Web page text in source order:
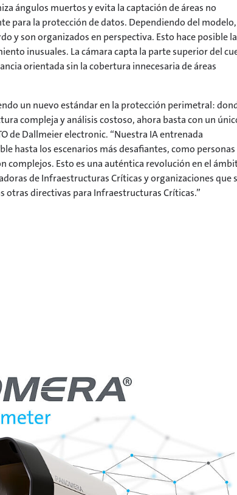
ángulos muertos y evita la captación de áreas no
para la protección de datos. Dependiendo del
y son organizados en perspectiva. Esto hace posible la
inusuales. La cámara capta la parte superior del
orientada sin la cobertura innecesaria de áreas
un nuevo estándar en la protección perimetral:
compleja y análisis costoso, ahora basta con un
de Dallmeier electronic. “Nuestra IA entrenada
hasta los escenarios más desafiantes, como personas
Esto es una auténtica revolución en el
de Infraestructuras Críticas y organizaciones que
otras directivas para Infraestructuras Críticas.”